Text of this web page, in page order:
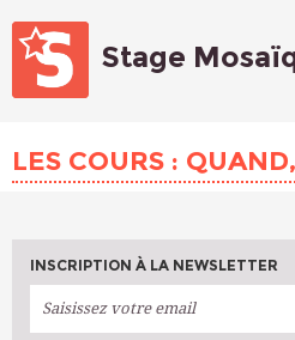
ATELIERS À
INFOS
Stage
LES COURS :
INSCRIPTION À LA NEWSLETTER